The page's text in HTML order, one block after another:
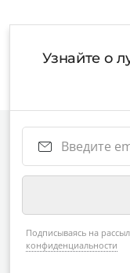
Узнайте о
Подписываясь на
конфиденциальности